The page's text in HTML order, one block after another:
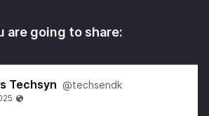
are going to share:
Techsyn @techsendk